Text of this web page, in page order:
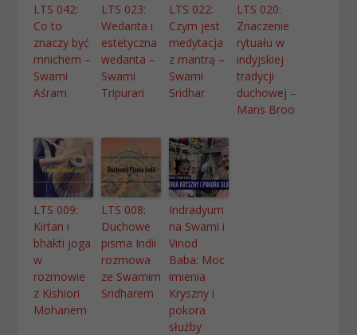
LTS 042:
Co to
znaczy być
mnichem –
Swami
Aśram
LTS 023:
Wedanta i
estetyczna
wedanta –
Swami
Tripurari
LTS 022:
Czym jest
medytacja
z mantrą –
Swami
Sridhar
LTS 020:
Znaczenie
rytuału w
indyjskiej
tradycji
duchowej –
Mans Broo
LTS 009:
Kirtan i
bhakti joga
w
rozmowie
z Kishiori
Mohanem
LTS 008:
Duchowe
pisma Indii
rozmowa
ze Swamim
Sridharem
Indradyum
na Swami i
Vinod
Baba: Moc
imienia
Kryszny i
pokora
służby